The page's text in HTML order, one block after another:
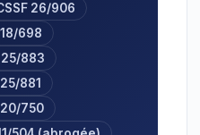
26/906
698
25/883
881
20/750